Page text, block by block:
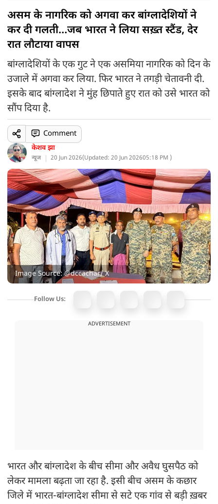
असम के नागरिक को अगवा कर बांग्लादेशियों ने
कर दी गलती…जब भारत ने लिया सख़्त स्टैंड, देर
रात लौटाया वापस
बांग्लादेशियों के एक गुट ने एक असमिया नागरिक को दिन के
उजाले में अगवा कर लिया. फिर भारत ने तगड़ी चेतावनी दी.
इसके बाद बांग्लादेश ने मुंह छिपाते हुए रात को उसे भारत को
सौंप दिया है.
केशव झा
न्यूज 20 Jun 2026(Updated: 20 Jun 202605:18 PM )
Comment
Image Source: @dccachar/ X
Follow Us:
ADVERTISEMENT
भारत और बांग्लादेश के बीच सीमा और अवैध घुसपैठ को
लेकर मामला बढ़ता जा रहा है. इसी बीच असम के कछार
जिले में भारत-बांग्लादेश सीमा से सटे एक गांव से बड़ी ख़बर